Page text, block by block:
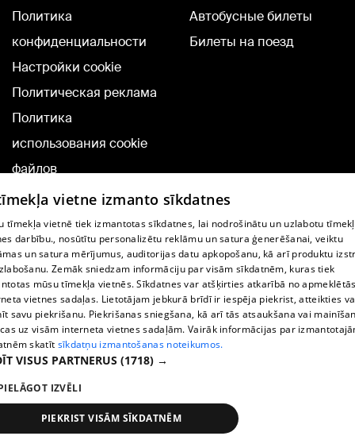
Политика
конфиденциальности
Настройки cookie
Политическая реклама
Политика
использования cookie
файлов
Добавление
комментариев
Автобусные билеты
Билеты на поезд
TВ-программа
Условия договора
360 Ziņu kontakti
Helio Media
Служба помощи портала: э-почта -
All rights reserved.
vietne izmanto sīkdatnes
tīmekļa vietnē tiek izmantotas sīkdatnes, lai nodrošinātu un uzlabotu
darbību., nosūtītu personalizētu reklāmu un satura ģenerēšanai, veiktu
un satura mērījumus, auditorijas datu apkopošanu, kā arī produktu
Zemāk sniedzam informāciju par visām sīkdatnēm, kuras tiek
mūsu tīmekļa vietnēs. Sīkdatnes var atšķirties atkarībā no
vietnes sadaļas. Lietotājam jebkurā brīdī ir iespēja piekrist, atteikties
savu piekrišanu. Piekrišanas sniegšana, kā arī tās atsaukšana vai
uz visām interneta vietnes sadaļām. Vairāk informācijas par
skatīt sīkdatņu izmantošanas noteikumos.
VISUS PARTNERUS (1718) →
IZVĒLI
PIEKRIST VISĀM SĪKDATNĒM